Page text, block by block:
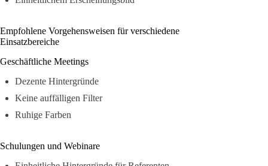
Empfohlene Vorgehensweisen für verschiedene
Einsatzbereiche
Geschäftliche Meetings
Dezente Hintergründe
Keine auffälligen Filter
Ruhige Farben
Schulungen und Webinare